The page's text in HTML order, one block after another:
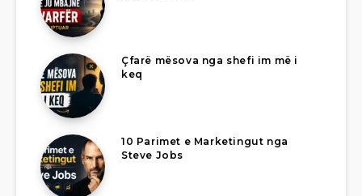
Çfarë mësova nga shefi im më i
keq
10 Parimet e Marketingut nga
Steve Jobs